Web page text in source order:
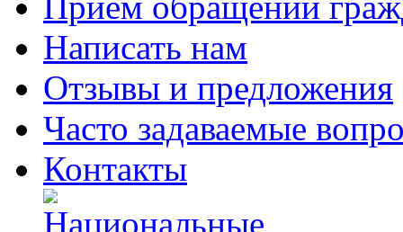
Написать нам
Отзывы и предложения
Часто задаваемые
Контакты